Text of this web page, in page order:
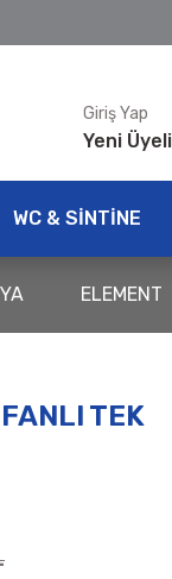
Giriş Yap
Yeni
WC & SİNTİNE
ELEMENT
TEK